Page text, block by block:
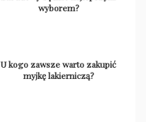
wyborem?
U kogo zawsze warto zakupić
myjkę lakierniczą?